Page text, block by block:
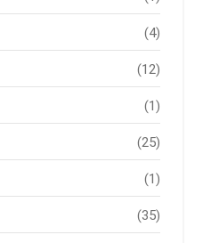
(4)
(12)
(1)
(25)
(1)
(35)